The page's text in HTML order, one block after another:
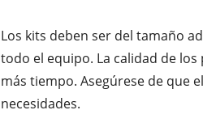
Los kits deben ser del tamaño
todo el equipo. La calidad de
más tiempo. Asegúrese de que
necesidades.